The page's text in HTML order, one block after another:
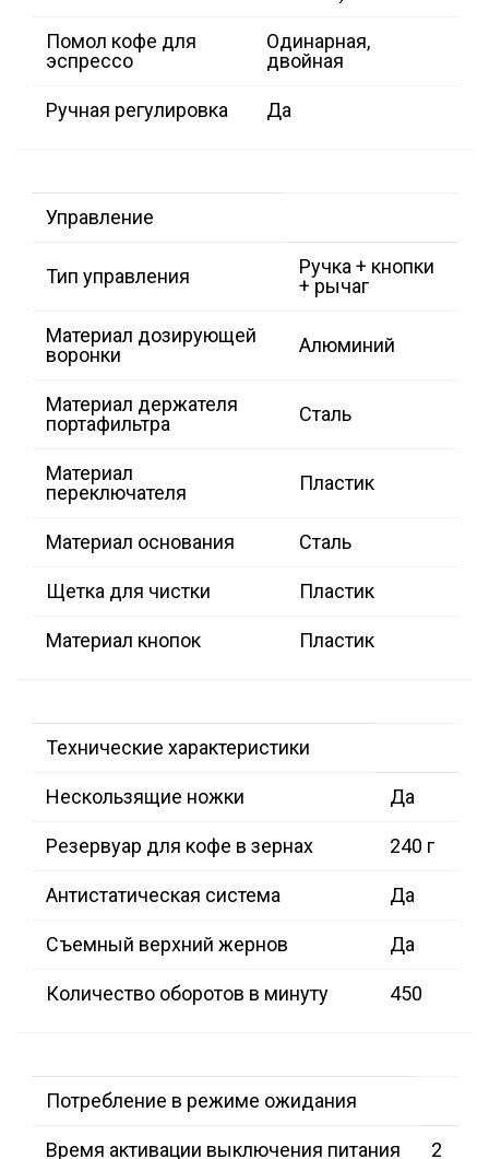
Помол кофе для
эспрессо
Одинарная,
двойная
Ручная регулировка Да
Управление
Тип управления
Ручка + кнопки
+ рычаг
Материал дозирующей
воронки
Алюминий
Материал держателя
портафильтра
Сталь
Материал
переключателя
Пластик
Материал основания Сталь
Щетка для чистки Пластик
Материал кнопок Пластик
Технические характеристики
Нескользящие ножки Да
Резервуар для кофе в зернах 240 г
Антистатическая система Да
Съемный верхний жернов Да
Количество оборотов в минуту 450
Потребление в режиме ожидания
Время активации выключения питания 2